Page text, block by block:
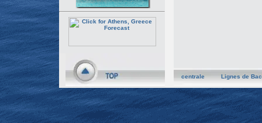
centrale Lignes de Bac